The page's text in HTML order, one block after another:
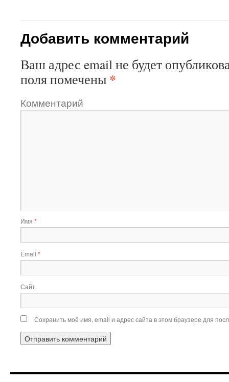
Добавить комментарий
Ваш адрес email не будет
поля помечены *
Комментарий
Имя *
Email *
Сайт
Сохранить моё имя, email и адрес сайта в этом браузере для